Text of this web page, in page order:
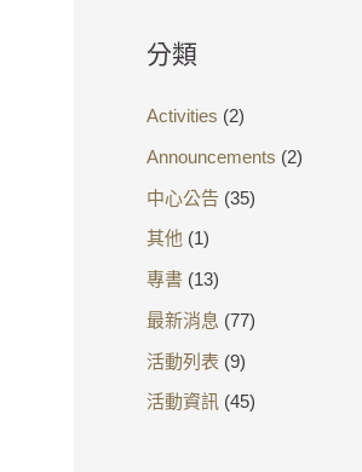
分類
Activities (2)
Announcements (2)
中心公告 (35)
其他 (1)
專書(13)
最新消息 (77)
活動列表 (9)
活動資訊 (45)